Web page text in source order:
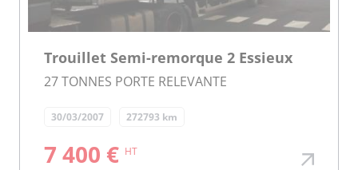
Trouillet Semi-remorque 2 Essieux
27 TONNES PORTE RELEVANTE
30/03/2007 272793 km
7 400 € HT